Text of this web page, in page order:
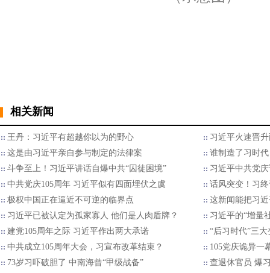
相关新闻
王丹：习近平有超越你以为的野心
习近平火速晋
这是由习近平亲自参与制定的法律案
谁制造了习时
斗争至上！习近平讲话自爆中共“囚徒困境”
习近平中共党
中共党庆105周年 习近平似有四面埋伏之虞
话风突变！习
极权中国正在逼近不可逆的临界点
这新闻能把习
习近平已被认定为孤家寡人 他们是人肉盾牌？
习近平的“增量
建党105周年之际 习近平作出两大承诺
“后习时代”三
中共成立105周年大会，习宣布改革结束？
105党庆诡异一
73岁习吓破胆了 中南海曾“甲级战备”
查退休官员 爆